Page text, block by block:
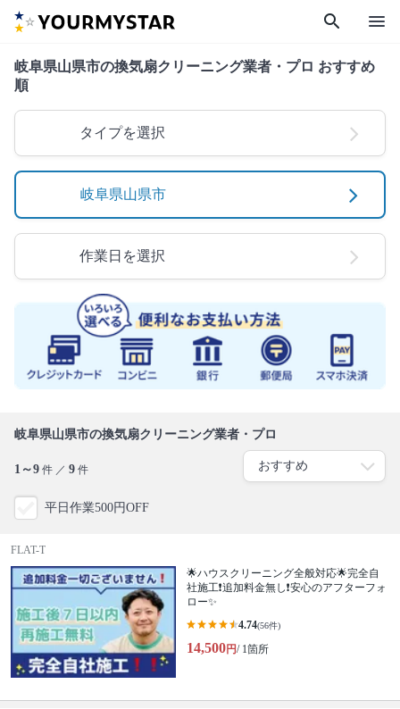
search menu
岐阜県山県市の換気扇クリーニング業者・プロ おすすめ
順
タイプを選択
岐阜県山県市
作業日を選択
岐阜県山県市の換気扇クリーニング業者・プロ
1～9 件 ／ 9 件
平日作業500円OFF
FLAT-T
🌟ハウスクリーニング全般対応🌟完全自
社施工❗️追加料金無し❗️安心のアフターフォ
ロー✨
4.74(56件)
14,500円/ 1箇所